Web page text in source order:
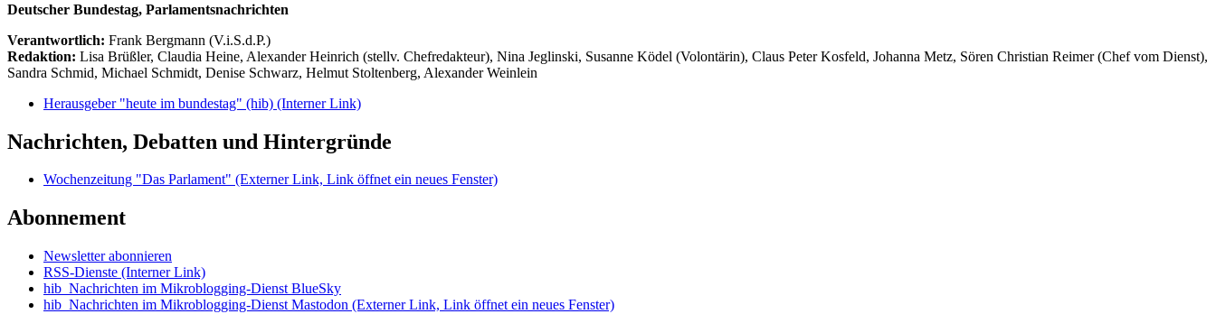
Deutscher Bundestag, Parlamentsnachrichten
Verantwortlich: Frank Bergmann (V.i.S.d.P.)
Redaktion: Lisa Brüßler, Claudia Heine, Alexander Heinrich (stellv. Chefredakteur), Nina Jeglinski, Susanne Ködel (Volontärin), Claus Peter Kosfeld, Johanna Metz, Sören Christian Reimer (Chef vom Dienst),
Sandra Schmid, Michael Schmidt, Denise Schwarz, Helmut Stoltenberg, Alexander Weinlein
Herausgeber "heute im bundestag" (hib) (Interner Link)
Nachrichten, Debatten und Hintergründe
Wochenzeitung "Das Parlament" (Externer Link, Link öffnet ein neues Fenster)
Abonnement
Newsletter abonnieren
RSS-Dienste (Interner Link)
hib_Nachrichten im Mikroblogging-Dienst BlueSky
hib_Nachrichten im Mikroblogging-Dienst Mastodon (Externer Link, Link öffnet ein neues Fenster)